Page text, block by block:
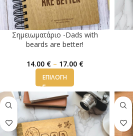
Σημειωματάριο -Dads with
beards are better!
14.00 € – 17.00 €
ΕΠΙΛΟΓΉ